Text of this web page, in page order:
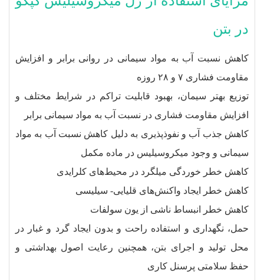
در بتن
کاهش نسبت آب به مواد سیمانی در روانی برابر و افزایش
مقاومت فشاری ۷ و ۲۸ روزه
توزیع بهتر سیمان، بهبود قابلیت تراکم در شرایط مختلف و
افزایش مقاومت فشاری در نسبت آب به مواد سیمانی برابر
کاهش جذب آب و نفوذپذیری به دلیل کاهش نسبت آب به مواد
سیمانی و وجود میکروسیلیس در ماده مکمل
کاهش خطر خوردگی میلگرد در محیط‌های کلرایدی
کاهش خطر ایجاد واکنش‌های قلیایی‌- سیلیسی
کاهش خطر انبساط ناشی از یون سولفات
حمل، نگهداری و استفاده راحت و بدون ایجاد گرد و غبار در
محل تولید و اجرای بتن، همچنین رعایت اصول بهداشتی و
حفظ سلامتی پرسنل کاری